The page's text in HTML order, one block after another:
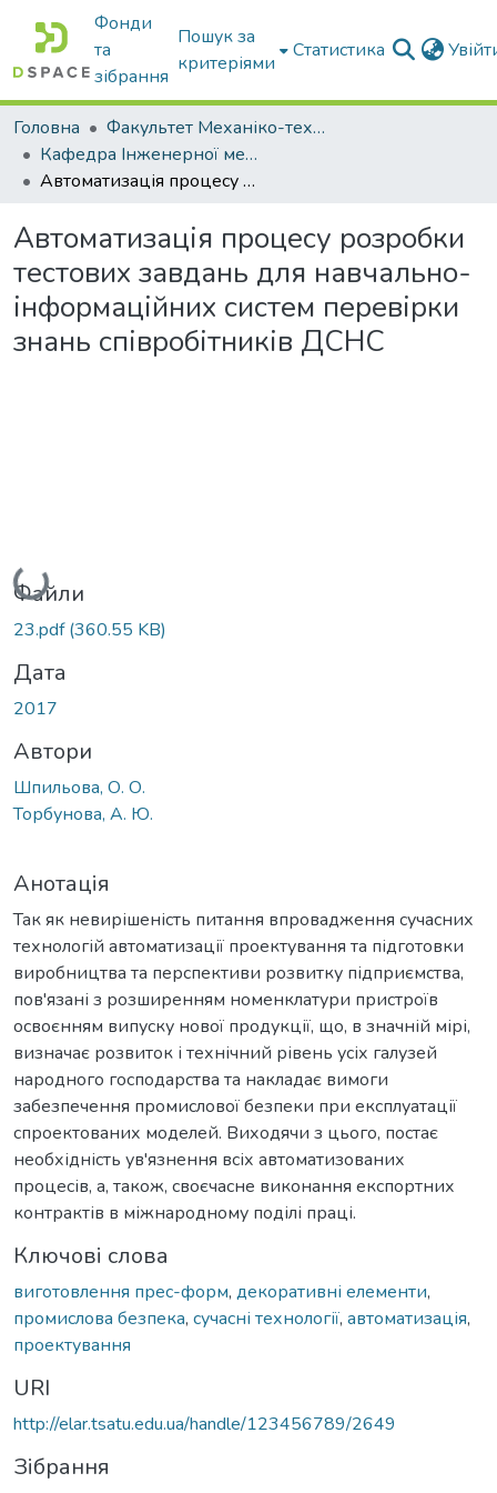
Фонди
та
зібрання
Пошук за
критеріями
Статистика
Головна
Факультет Механіко-технологічний
Кафедра Інженерної механіки та комп'ютерного проектування
Автоматизація процесу розробки тестових завдань для навчально-інформаційних систем перевірки знань співробітників ДСНС
Автоматизація процесу розробки
тестових завдань для навчально-
інформаційних систем перевірки
знань співробітників ДСНС
Вантажиться...
Файли
23.pdf(360.55 KB)
Дата
2017
Автори
Шпильова, О. О.
Торбунова, А. Ю.
Анотація
Так як невирішеність питання впровадження сучасних
технологій автоматизації проектування та підготовки
виробництва та перспективи розвитку підприємства,
пов'язані з розширенням номенклатури пристроїв
освоєнням випуску нової продукції, що, в значній мірі,
визначає розвиток і технічний рівень усіх галузей
народного господарства та накладає вимоги
забезпечення промислової безпеки при експлуатації
спроектованих моделей. Виходячи з цього, постає
необхідність ув'язнення всіх автоматизованих
процесів, а, також, своєчасне виконання експортних
контрактів в міжнародному поділі праці.
Ключові слова
виготовлення прес-форм, декоративні елементи,
промислова безпека, сучасні технології, автоматизація,
проектування
URI
http://elar.tsatu.edu.ua/handle/123456789/2649
Зібрання